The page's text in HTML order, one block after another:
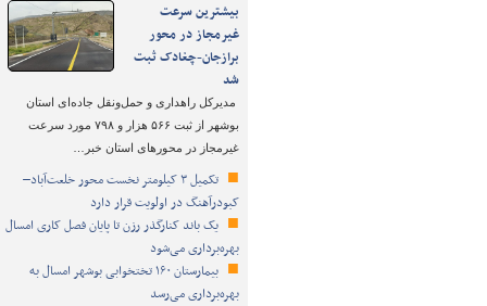
بیشترین سرعت
غیرمجاز در محور
برازجان-چغادک ثبت
شد
مدیرکل راهداری و حمل‌ونقل جاده‌ای استان
بوشهر از ثبت ۵۶۶ هزار و ۷۹۸ مورد سرعت
غیرمجاز در محورهای استان خبر…
تکمیل ۳ کیلومتر نخست محور خلعت‌آباد–
کبودرآهنگ در اولویت قرار دارد
یک باند کنارگذر رزن تا پایان فصل کاری امسال
بهره‌برداری می‌شود
بیمارستان ۱۶۰ تختخوابی بوشهر امسال به
بهره‌برداری می‌رسد